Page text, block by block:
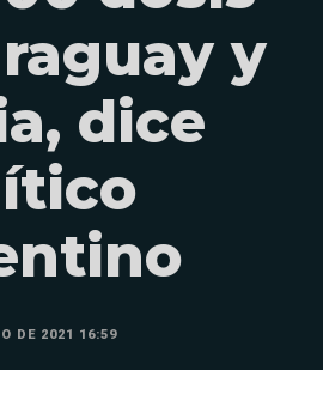
y
dice
DE 2021 16:59